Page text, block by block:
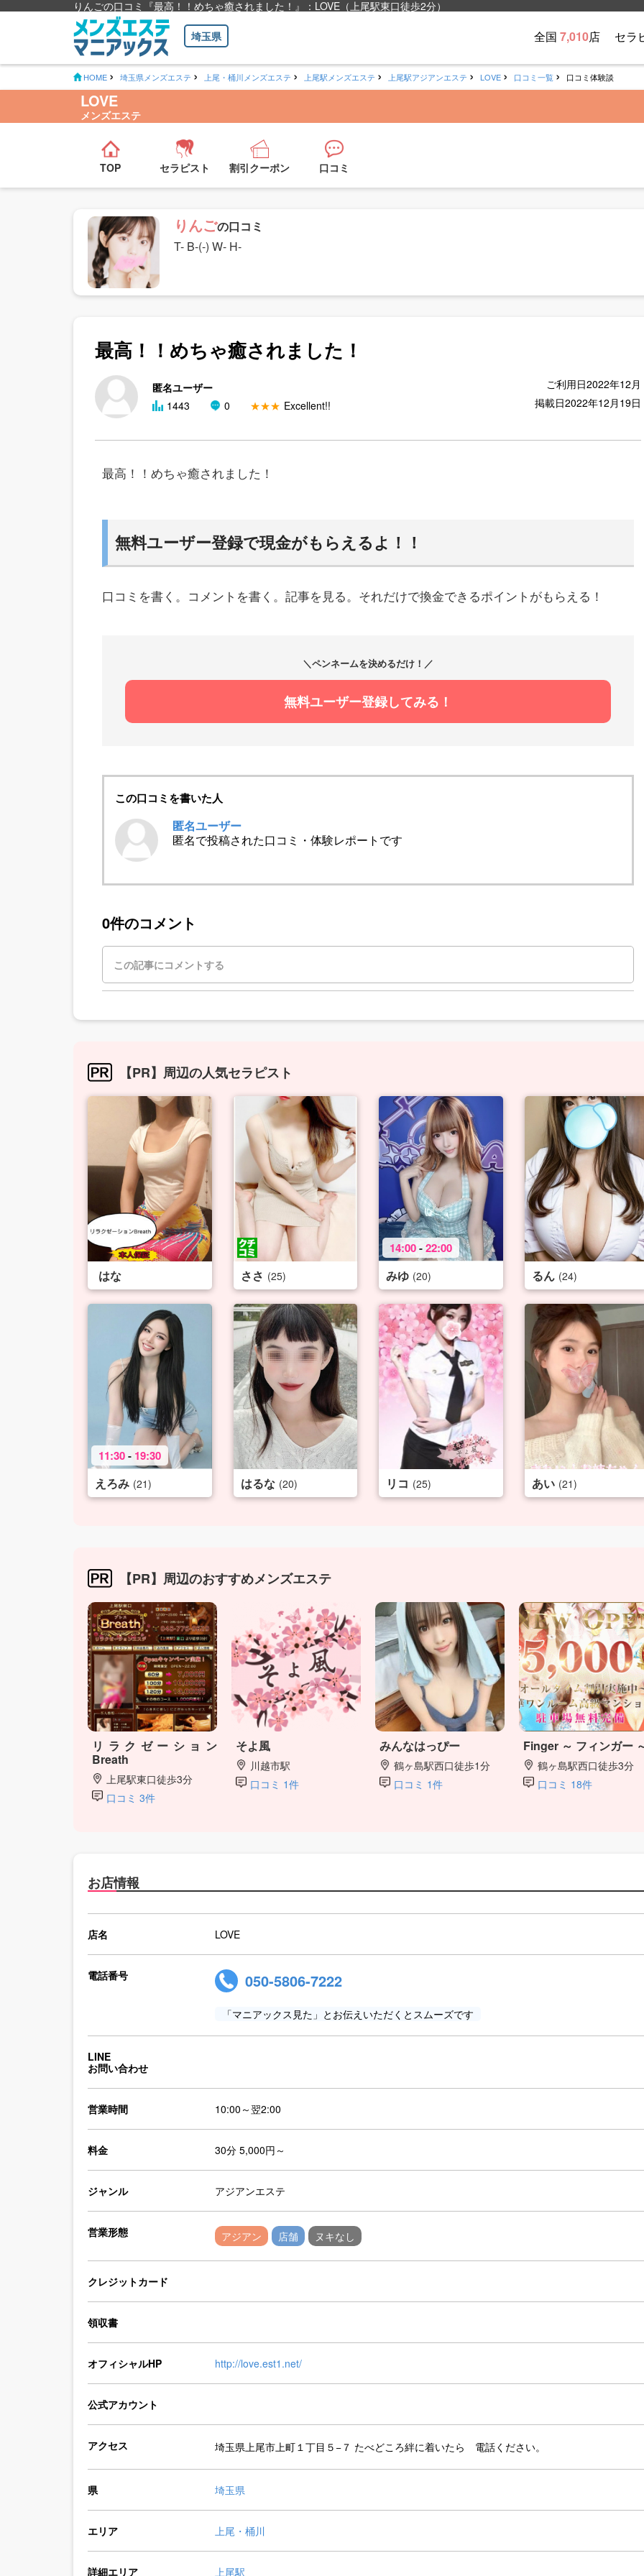
りんごの口コミ『最高！！めちゃ癒されました！』：LOVE（上尾駅東口徒歩2分）
埼玉県 全国 7,010店 セラ
HOME 埼玉県メンズエステ 上尾・桶川メンズエステ 上尾駅メンズエステ 上尾駅アジアンエステ LOVE 口コミ一覧 口コミ体験談
LOVE
メンズエステ
TOP セラピスト 割引クーポン 口コミ
りんごの口コミ
T- B-(-) W- H-
最高！！めちゃ癒されました！
匿名ユーザー
1443
0 ★★★ Excellent!!
ご利用日2022年12月
掲載日2022年12月19日
最高！！めちゃ癒されました！
無料ユーザー登録で現金がもらえるよ！！
口コミを書く。コメントを書く。記事を見る。それだけで換金できるポイントがもらえる！
＼ペンネームを決めるだけ！／
無料ユーザー登録してみる！
この口コミを書いた人
匿名ユーザー
匿名で投稿された口コミ・体験レポートです
0件のコメント
【PR】周辺の人気セラピスト
はな ささ (25)
14:00-22:00
みゆ (20) るん (24)
11:30- 19:30
えろみ (21) はるな (20) リコ (25) あい (21)
【PR】周辺のおすすめメンズエステ
リラクゼーション
Breath
上尾駅東口徒歩3分
口コミ 3件
そよ風
川越市駅
口コミ 1件
みんなはっぴー
鶴ヶ島駅西口徒歩1分
口コミ 1件
Finger ～ フィンガー
鶴ヶ島駅西口徒歩3分
口コミ 18件
お店情報
店名 LOVE
電話番号 050-5806-7222
「マニアックス見た」とお伝えいただくとスムーズです
LINE
お問い合わせ
営業時間 10:00～翌2:00
料金 30分 5,000円～
ジャンル アジアンエステ
営業形態 アジアン 店舗 ヌキなし
クレジットカード
領収書
オフィシャルHP http://love.est1.net/
公式アカウント
アクセス 埼玉県上尾市上町１丁目５−７ たべどころ絆に着いたら 電話ください。
県 埼玉県
エリア 上尾・桶川
詳細エリア 上尾駅